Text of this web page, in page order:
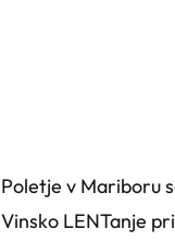
Poletje v Mariboru
Vinsko LENTanje